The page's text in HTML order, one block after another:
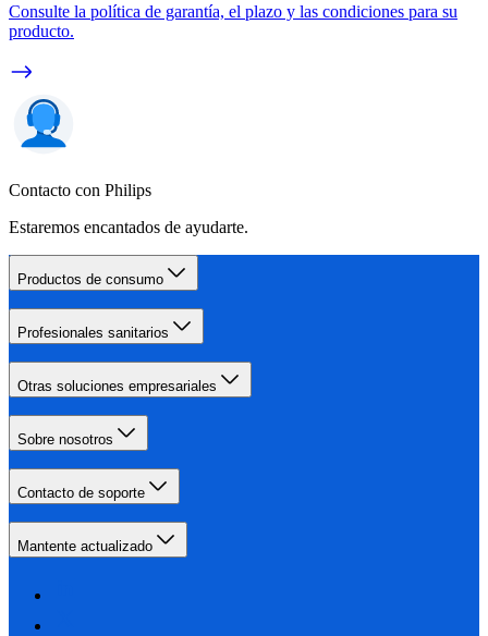
Consulte la política de garantía, el plazo y las condiciones para su
producto.
Contacto con Philips
Estaremos encantados de ayudarte.
Productos de consumo
Profesionales sanitarios
Otras soluciones empresariales
Sobre nosotros
Contacto de soporte
Mantente actualizado